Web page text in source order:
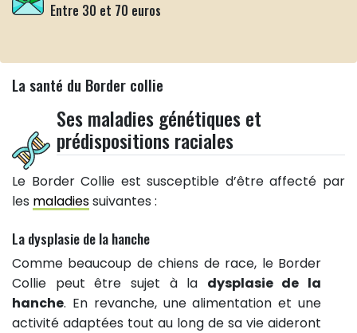
Entre 30 et 70 euros
La santé du Border collie
Ses maladies génétiques et
prédispositions raciales
Le Border Collie est susceptible d’être affecté par
les maladiessuivantes :
La dysplasie de la hanche
Comme beaucoup de chiens de race, le Border
Collie peut être sujet à la dysplasie de la
hanche. En revanche, une alimentation et une
activité adaptées tout au long de sa vie aideront